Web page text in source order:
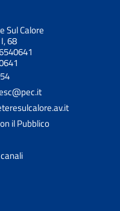
Sul Calore
68
il Pubblico